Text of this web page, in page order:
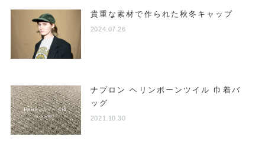
貴重な素材で作られた秋冬キャップ
2024.07.26
ナプロン ヘリンボーンツイル 巾着バ
ッグ
2021.10.30